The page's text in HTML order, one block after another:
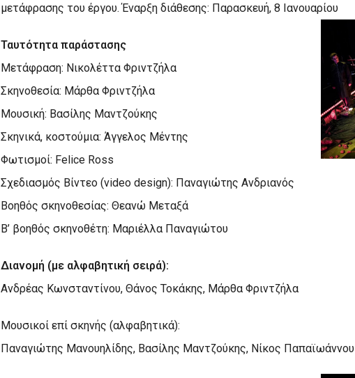
μετάφρασης του έργου. Έναρξη διάθεσης: Παρασκευή, 8 Ιανουαρίου
Ταυτότητα παράστασης
Μετάφραση: Νικολέττα Φριντζήλα
Σκηνοθεσία: Μάρθα Φριντζήλα
Μουσική: Βασίλης Μαντζούκης
Σκηνικά, κοστούμια: Άγγελος Μέντης
Φωτισμοί: Felice Ross
Σχεδιασμός Βίντεο (video design): Παναγιώτης Ανδριανός
Βοηθός σκηνοθεσίας: Θεανώ Μεταξά
Β’ βοηθός σκηνοθέτη: Μαριέλλα Παναγιώτου
Διανομή (με αλφαβητική σειρά):
Ανδρέας Κωνσταντίνου, Θάνος Τοκάκης, Μάρθα Φριντζήλα
Μουσικοί επί σκηνής (αλφαβητικά):
Παναγιώτης Μανουηλίδης, Βασίλης Μαντζούκης, Νίκος Παπαϊωάννου